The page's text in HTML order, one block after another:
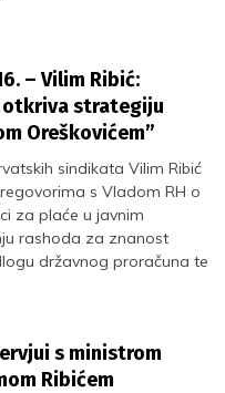
– Vilim Ribić:
otkriva strategiju
Oreškovićem”
sindikata Vilim Ribić
s Vladom RH o
za plaće u javnim
rashoda za znanost
državnog proračuna te
s ministrom
Ribićem